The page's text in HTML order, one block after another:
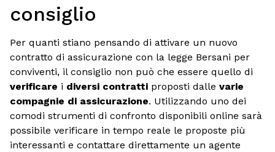
consiglio
Per quanti stiano pensando di attivare un nuovo
contratto di assicurazione con la legge Bersani per
conviventi, il consiglio non può che essere quello di
verificare i diversi contratti proposti dalle varie
compagnie di assicurazione. Utilizzando uno dei
comodi strumenti di confronto disponibili online sarà
possibile verificare in tempo reale le proposte più
interessanti e contattare direttamente un agente